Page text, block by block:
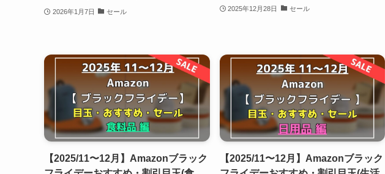
2026年1月7日 セール 2025年12月28日 セール
【2025/11〜12月】Amazonブラック
【2025/11〜12月】Amazonブラック